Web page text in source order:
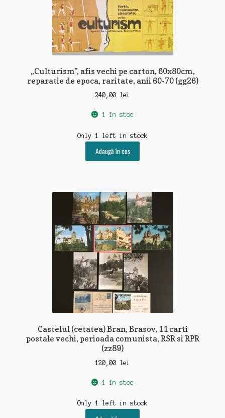
„Culturism”, afis vechi pe carton, 60x80cm,
reparatie de epoca, raritate, anii 60-70 (gg26)
240,00 lei
1 în stoc
Only 1 left in stock
Adaugă în coș
Castelul (cetatea) Bran, Brasov, 11 carti
postale vechi, perioada comunista, RSR si RPR
(zz89)
120,00 lei
1 în stoc
Only 1 left in stock